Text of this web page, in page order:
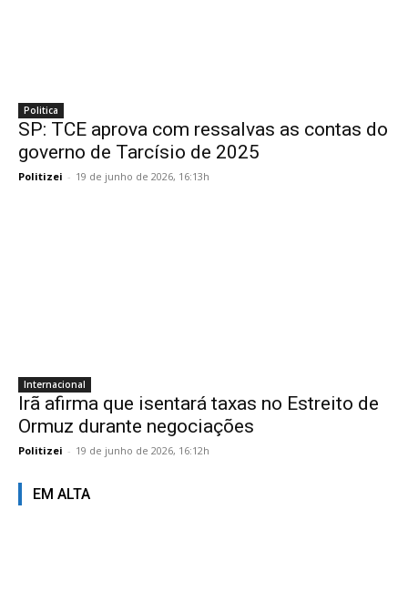
Politica
SP: TCE aprova com ressalvas as contas do
governo de Tarcísio de 2025
Politizei - 19 de junho de 2026, 16:13h
Internacional
Irã afirma que isentará taxas no Estreito de
Ormuz durante negociações
Politizei - 19 de junho de 2026, 16:12h
EM ALTA